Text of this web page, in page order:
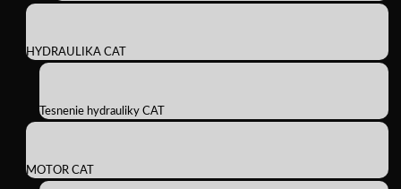
HYDRAULIKA CAT
Tesnenie hydrauliky CAT
MOTOR CAT